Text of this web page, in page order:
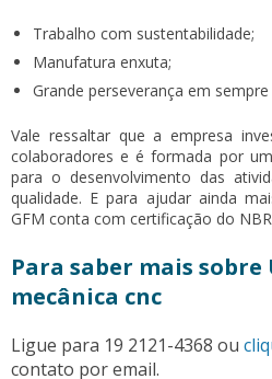
Trabalho com sustentabilidade;
Manufatura enxuta;
Grande perseverança em
Vale ressaltar que a empresa
colaboradores e é formada por
para o desenvolvimento das
qualidade. E para ajudar ainda
GFM conta com certificação do
Para saber mais sobre
mecânica cnc
Ligue para 19 2121-4368 ou
contato por email.